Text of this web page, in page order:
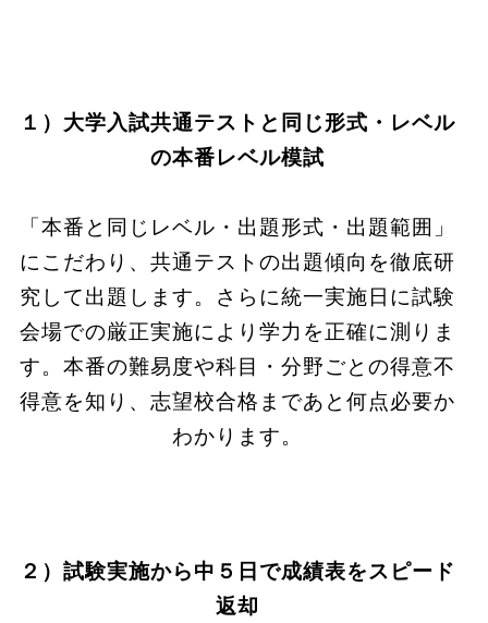
１）大学入試共通テストと同じ形式・レベル
の本番レベル模試
「本番と同じレベル・出題形式・出題範囲」
にこだわり、共通テストの出題傾向を徹底研
究して出題 します。さらに統一実施日に試験
会場での厳正実施により学力を正確に測りま
す。本番の難易度や科目・分野ごとの得意不
得意を知り、志望校合格まであと何点必要か
わかります。
２）試験実施から中５日で成績表をスピード
返却